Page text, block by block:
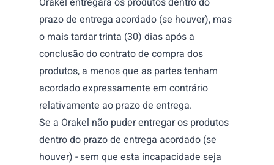
prazo de entrega acordado (se houver), mas
o mais tardar trinta (30) dias após a
conclusão do contrato de compra dos
produtos, a menos que as partes tenham
acordado expressamente em contrário
relativamente ao prazo de entrega.
Se a Orakel não puder entregar os produtos
dentro do prazo de entrega acordado (se
houver) - sem que esta incapacidade seja